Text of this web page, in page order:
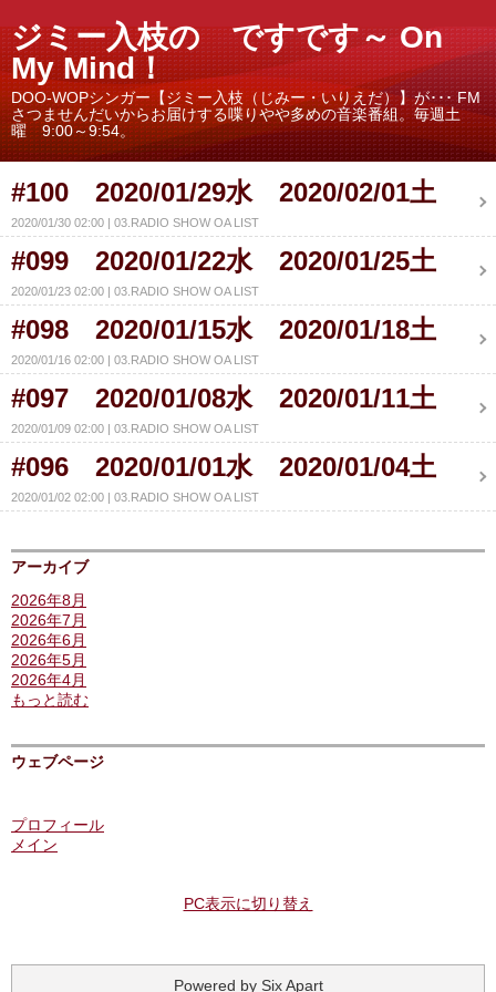
ジミー入枝の ですです～ On
My Mind！
DOO-WOPシンガー【ジミー入枝（じみー・いりえだ）】が･･･ FM
さつませんだいからお届けする喋りやや多めの音楽番組。毎週土
曜 9:00～9:54。
#100 2020/01/29水 2020/02/01土
2020/01/30 02:00 03.RADIO SHOW OA LIST
#099 2020/01/22水 2020/01/25土
2020/01/23 02:00 03.RADIO SHOW OA LIST
#098 2020/01/15水 2020/01/18土
2020/01/16 02:00 03.RADIO SHOW OA LIST
#097 2020/01/08水 2020/01/11土
2020/01/09 02:00 03.RADIO SHOW OA LIST
#096 2020/01/01水 2020/01/04土
2020/01/02 02:00 03.RADIO SHOW OA LIST
アーカイブ
2026年8月
2026年7月
2026年6月
2026年5月
2026年4月
もっと読む
ウェブページ
プロフィール
メイン
PC表示に切り替え
Powered by Six Apart